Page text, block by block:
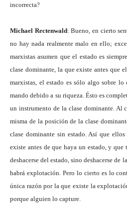
incorrecta?
Michael Rectenwald: Bueno, en cierto
no hay nada realmente malo en ello;
marxistas asumen que el estado es
clase dominante, la que existe antes que
marxistas, el estado es sólo algo sobre
mando debido a su riqueza. Ésto es
un instrumento de la clase dominante. Al
misma de la posición de la clase
clase dominante sin estado. Así que
existe antes de que haya un estado, y
deshacerse del estado, sino deshacerse de
habrá explotación. Pero lo cierto es lo
única razón por la que existe la
porque alguien lo capture.